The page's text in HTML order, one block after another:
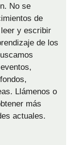
No se
de
y escribir
de los
Llámenos o
más
actuales.